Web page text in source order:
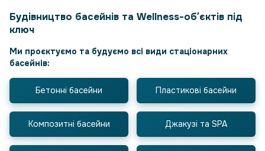
Будівництво басейнів та Wellness-обʼєктів під
ключ
Ми проєктуємо та будуємо всі види стаціонарних
басейнів:
Бетонні басейни Пластикові басейни
Композитні басейни Джакузі та SPA